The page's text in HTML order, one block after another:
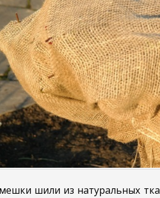
шили из натуральных